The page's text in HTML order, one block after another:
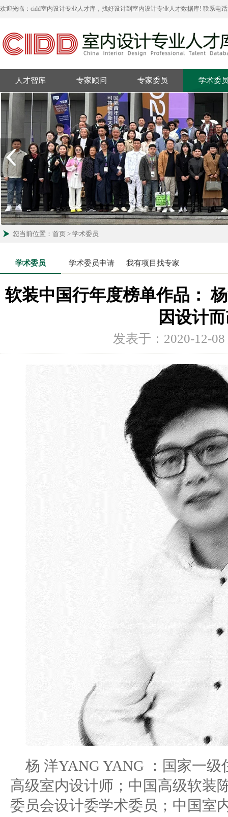
欢迎光临：cidd室内设计专业人才库，找好设计到室内设计专业人才数据库! 联系电
人才智库 专家顾问 专家委员 学术委
您当前位置：首页 > 学术委员
学术委员 学术委员申请 我有项目找专家
软装中国行年度榜单作品：
因设计
发表于：2020-12-
杨 洋YANG YANG ： 国家一级
高级室内设计师；中国高级软装
委员会设计委学术委员；中国室